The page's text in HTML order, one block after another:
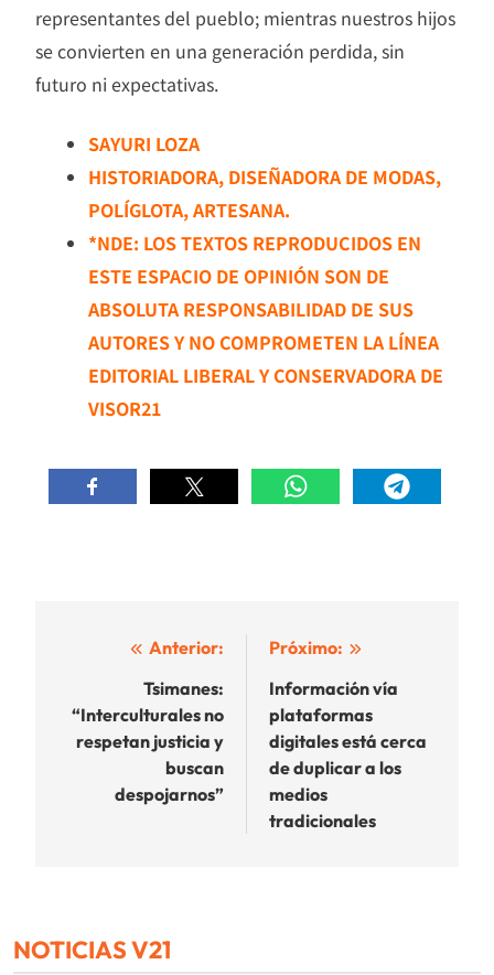
representantes del pueblo; mientras nuestros hijos
se convierten en una generación perdida, sin
futuro ni expectativas.
SAYURI LOZA
HISTORIADORA, DISEÑADORA DE MODAS,
POLÍGLOTA, ARTESANA.
*NDE: LOS TEXTOS REPRODUCIDOS EN
ESTE ESPACIO DE OPINIÓN SON DE
ABSOLUTA RESPONSABILIDAD DE SUS
AUTORES Y NO COMPROMETEN LA LÍNEA
EDITORIAL LIBERAL Y CONSERVADORA DE
VISOR21
Navegación
entradas
Anterior:
Tsimanes:
“Interculturales no
respetan justicia y
buscan
despojarnos”
Próximo:
Información vía
plataformas
digitales está cerca
de duplicar a los
medios
tradicionales
NOTICIAS V21